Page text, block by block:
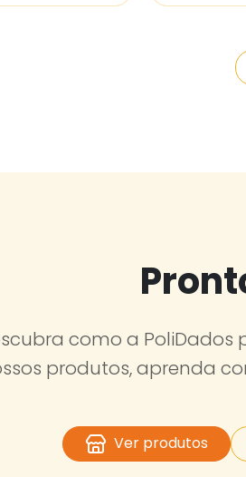
como a PoliDados
produtos, aprenda
Ver produtos